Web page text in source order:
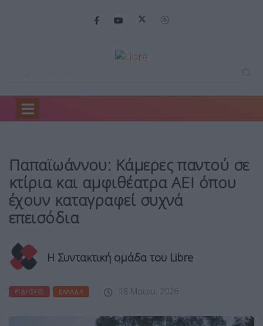
Home
Παπαϊωάννου: Κάμερες παντού…
Παπαϊωάννου: Κάμερες παντού σε
κτίρια και αμφιθέατρα ΑΕΙ όπου
έχουν καταγραφεί συχνά
επεισόδια
Η Συντακτική ομάδα του Libre
ΕΙΔΉΣΕΙΣ ΕΛΛΆΔΑ 18 Μαΐου, 2026